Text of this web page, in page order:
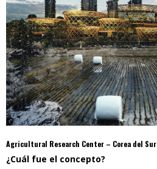
Agricultural Research Center – Corea del Sur
¿Cuál fue el concepto?